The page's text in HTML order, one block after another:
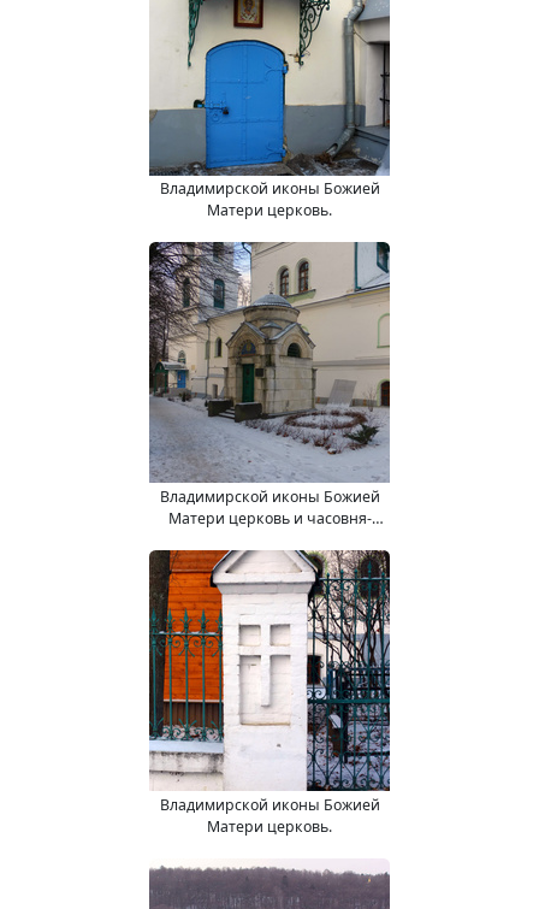
Владимирской иконы Божией
Матери церковь.
Владимирской иконы Божией
Матери церковь и часовня-
Владимирской иконы Божией
Матери церковь.